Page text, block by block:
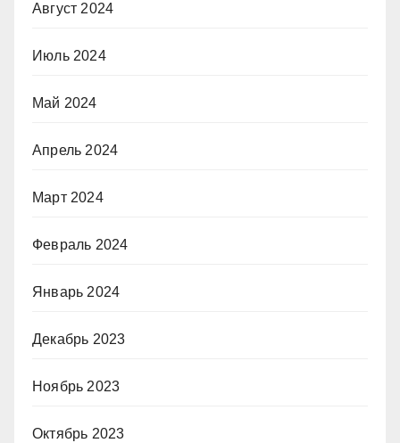
Август 2024
Июль 2024
Май 2024
Апрель 2024
Март 2024
Февраль 2024
Январь 2024
Декабрь 2023
Ноябрь 2023
Октябрь 2023